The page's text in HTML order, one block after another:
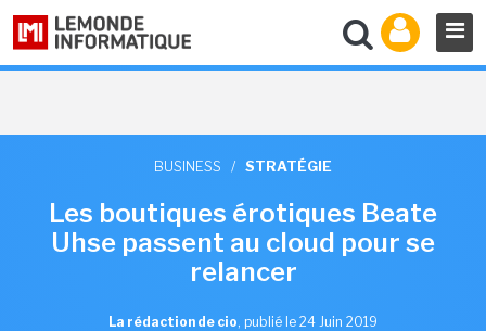
BUSINESS / STRATÉGIE
Les boutiques érotiques Beate
Uhse passent au cloud pour se
relancer
La rédaction de cio, publié le 24 Juin 2019